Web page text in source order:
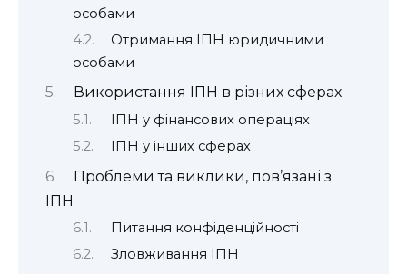
особами
Отримання ІПН юридичними
особами
Використання ІПН в різних сферах
ІПН у фінансових операціях
ІПН у інших сферах
Проблеми та виклики, пов’язані з
ІПН
Питання конфіденційності
Зловживання ІПН